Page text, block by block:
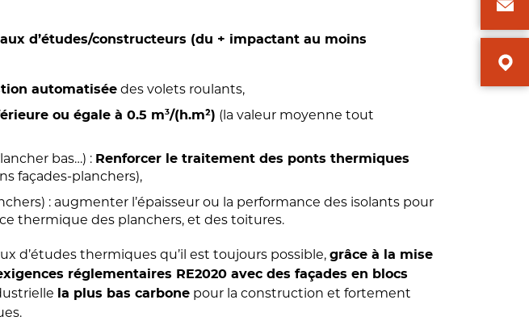
d’études/constructeurs (du + impactant au moins
automatisée des volets roulants,
ou égale à 0.5 m3/(h.m²) (la valeur moyenne tout
bas…) : Renforcer le traitement des ponts thermiques
façades-planchers),
: augmenter l’épaisseur ou la performance des isolants pour
thermique des planchers, et des toitures.
d’études thermiques qu’il est toujours possible, grâce à la mise
réglementaires RE2020 avec des façades en blocs
la plus bas carbone pour la construction et fortement